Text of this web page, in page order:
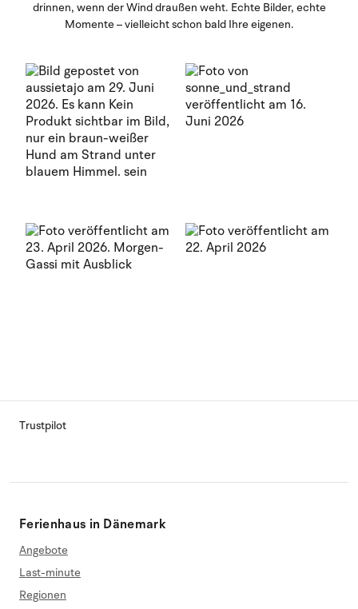
drinnen, wenn der Wind draußen weht. Echte Bilder, echte
Momente – vielleicht schon bald Ihre eigenen.
Trustpilot
Ferienhaus in Dänemark
Angebote
Last-minute
Regionen